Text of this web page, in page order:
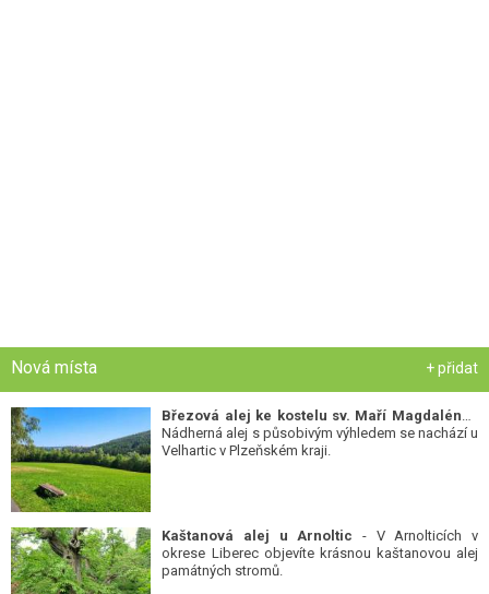
Nová místa + přidat
Nádherná alej s působivým výhledem se nachází u
Velhartic v Plzeňském kraji.
Kaštanová alej u Arnoltic - V Arnolticích v
okrese Liberec objevíte krásnou kaštanovou alej
památných stromů.